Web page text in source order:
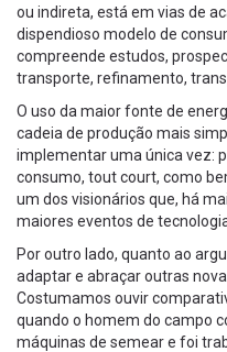
ou indireta, está em vias de
dispendioso modelo de
compreende estudos,
transporte, refinamento,
O uso da maior fonte de
cadeia de produção mais
implementar uma única vez:
consumo, tout court, como
um dos visionários que, há
maiores eventos de
Por outro lado, quanto ao
adaptar e abraçar outras
Costumamos ouvir
quando o homem do campo
máquinas de semear e foi